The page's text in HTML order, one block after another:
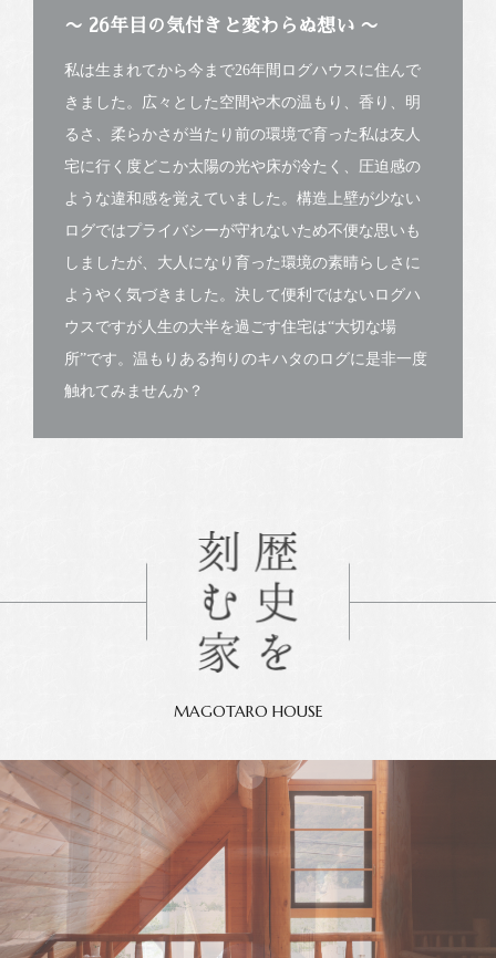
〜 26年目の気付きと変わらぬ想い 〜
私は生まれてから今まで26年間ログハウスに住んで
きました。広々とした空間や木の温もり、香り、明
るさ、柔らかさが当たり前の環境で育った私は友人
宅に行く度どこか太陽の光や床が冷たく、圧迫感の
ような違和感を覚えていました。構造上壁が少ない
ログではプライバシーが守れないため不便な思いも
しましたが、大人になり育った環境の素晴らしさに
ようやく気づきました。決して便利ではないログハ
ウスですが人生の大半を過ごす住宅は“大切な場
所”です。温もりある拘りのキハタのログに是非一度
触れてみませんか？
MAGOTARO HOUSE